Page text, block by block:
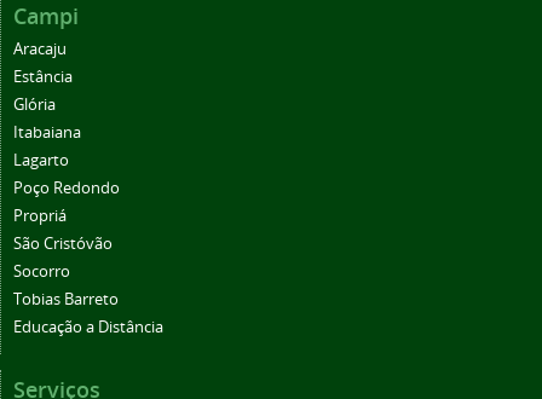
Campi
Aracaju
Estância
Glória
Itabaiana
Lagarto
Poço Redondo
Propriá
São Cristóvão
Socorro
Tobias Barreto
Educação a Distância
Serviços